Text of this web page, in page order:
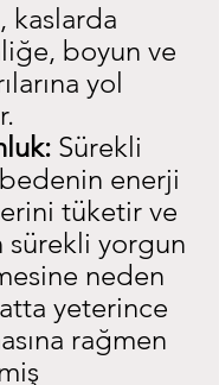
kaslarda
boyun ve
yol
Sürekli
enerji
tüketir ve
sürekli yorgun
neden
yeterince
rağmen